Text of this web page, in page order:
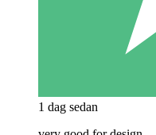
1 dag sedan